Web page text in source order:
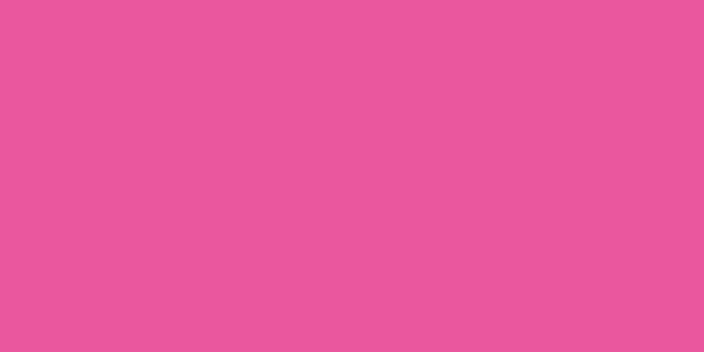
karena cocok digunakan pada berbagai jenis acara seperti event sekolah. Area seperti ini biasanya ramai
usaha permainan inflatable.
pengunjung karena memiliki tampilan visual yang besar dan mencolok. Anak-anak biasanya
model obstacle. Hal inilah yang membuat usaha playground inflatable terus berkembang di
karena lebih mudah dipasang dan tidak membutuhkan area terlalu besar. Sedangkan untuk event yang
ke Seluruh Indonesia
menggunakan jasa cargo yang disesuaikan dengan ukuran produk. Setiap inflatable dipacking
dapat dikirim bersamaan. Selain proses produksi, kami juga membantu dalam proses koordinasi